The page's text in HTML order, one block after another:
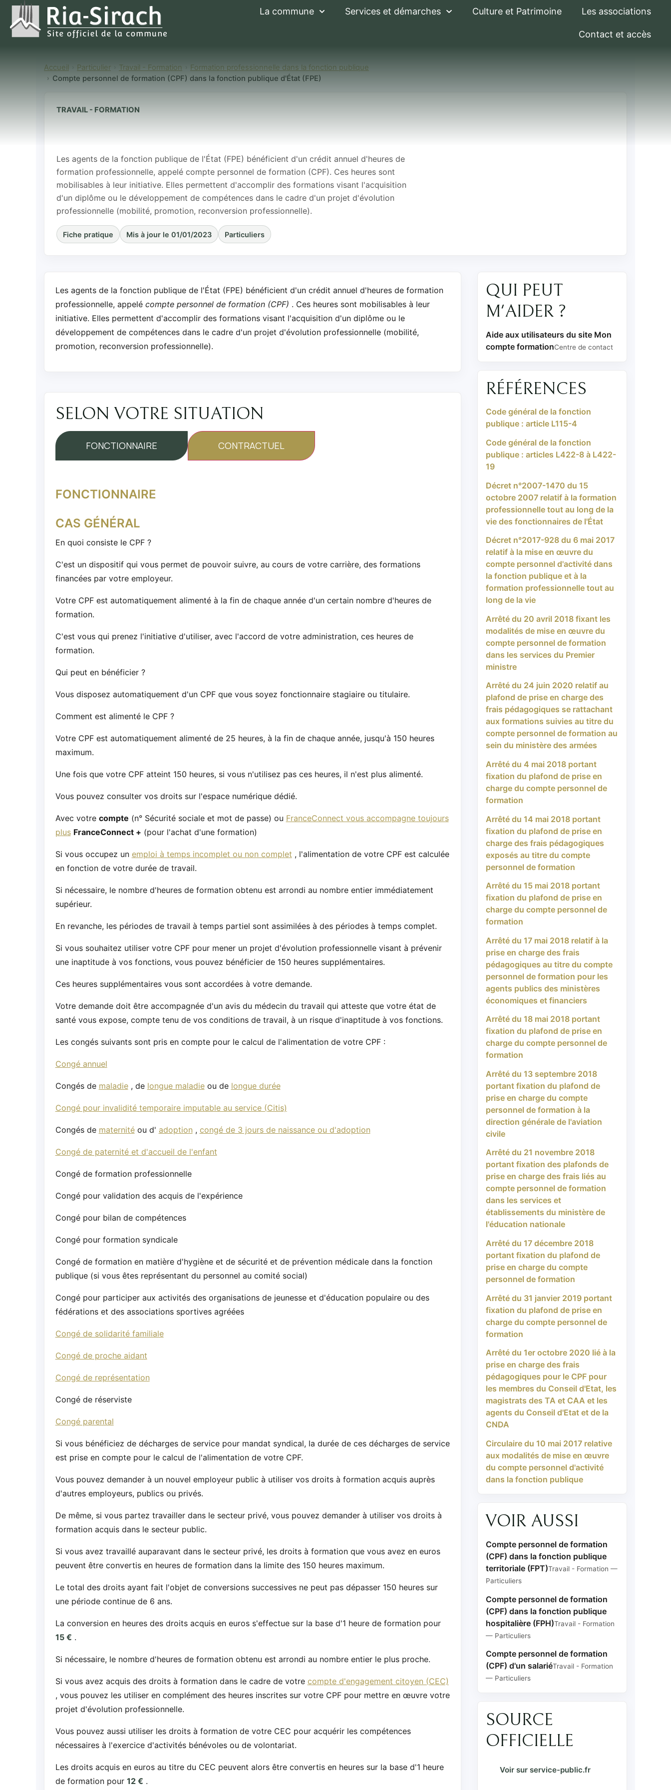
La commune Services et démarches Culture et Patrimoine Les associations
Contact et accès
Accueil Particulier Travail - Formation
Formation professionnelle dans la fonction publique
Compte personnel de formation (CPF) dans la fonction publique d'État (FPE)
TRAVAIL - FORMATION
Compte personnel de formation (CPF) dans la
fonction publique d'État (FPE)
Les agents de la fonction publique de l'État (FPE) bénéficient d'un crédit annuel d'heures de
formation professionnelle, appelé compte personnel de formation (CPF). Ces heures sont
mobilisables à leur initiative. Elles permettent d'accomplir des formations visant l'acquisition
d'un diplôme ou le développement de compétences dans le cadre d'un projet d'évolution
professionnelle (mobilité, promotion, reconversion professionnelle).
Fiche pratique Mis à jour le 01/01/2023 Particuliers
Les agents de la fonction publique de l'État (FPE) bénéficient d'un crédit annuel d'heures de formation
professionnelle, appelé compte personnel de formation (CPF) . Ces heures sont mobilisables à leur
initiative. Elles permettent d'accomplir des formations visant l'acquisition d'un diplôme ou le
développement de compétences dans le cadre d'un projet d'évolution professionnelle (mobilité,
promotion, reconversion professionnelle).
SELON VOTRE SITUATION
FONCTIONNAIRE CONTRACTUEL
FONCTIONNAIRE
CAS GÉNÉRAL
En quoi consiste le CPF ?
C'est un dispositif qui vous permet de pouvoir suivre, au cours de votre carrière, des formations
financées par votre employeur.
Votre CPF est automatiquement alimenté à la fin de chaque année d'un certain nombre d'heures de
formation.
C'est vous qui prenez l'initiative d'utiliser, avec l'accord de votre administration, ces heures de
formation.
Qui peut en bénéficier ?
Vous disposez automatiquement d'un CPF que vous soyez fonctionnaire stagiaire ou titulaire.
Comment est alimenté le CPF ?
Votre CPF est automatiquement alimenté de 25 heures, à la fin de chaque année, jusqu'à 150 heures
maximum.
Une fois que votre CPF atteint 150 heures, si vous n'utilisez pas ces heures, il n'est plus alimenté.
Vous pouvez consulter vos droits sur l'espace numérique dédié.
Avec votre compte (n° Sécurité sociale et mot de passe) ou FranceConnect vous accompagne toujours
plus FranceConnect + (pour l'achat d'une formation)
Si vous occupez un emploi à temps incomplet ou non complet , l'alimentation de votre CPF est calculée
en fonction de votre durée de travail.
Si nécessaire, le nombre d'heures de formation obtenu est arrondi au nombre entier immédiatement
supérieur.
En revanche, les périodes de travail à temps partiel sont assimilées à des périodes à temps complet.
Si vous souhaitez utiliser votre CPF pour mener un projet d'évolution professionnelle visant à prévenir
une inaptitude à vos fonctions, vous pouvez bénéficier de 150 heures supplémentaires.
Ces heures supplémentaires vous sont accordées à votre demande.
Votre demande doit être accompagnée d'un avis du médecin du travail qui atteste que votre état de
santé vous expose, compte tenu de vos conditions de travail, à un risque d'inaptitude à vos fonctions.
Les congés suivants sont pris en compte pour le calcul de l'alimentation de votre CPF :
Congé annuel
Congés de maladie, de longue maladieou de longue durée
Congé pour invalidité temporaire imputable au service (Citis)
Congés de maternitéou d' adoption , congé de 3 jours de naissance ou d'adoption
Congé de paternité et d'accueil de l'enfant
Congé de formation professionnelle
Congé pour validation des acquis de l'expérience
Congé pour bilan de compétences
Congé pour formation syndicale
Congé de formation en matière d'hygiène et de sécurité et de prévention médicale dans la fonction
publique (si vous êtes représentant du personnel au comité social)
Congé pour participer aux activités des organisations de jeunesse et d'éducation populaire ou des
fédérations et des associations sportives agréées
Congé de solidarité familiale
Congé de proche aidant
Congé de représentation
Congé de réserviste
Congé parental
Si vous bénéficiez de décharges de service pour mandat syndical, la durée de ces décharges de service
est prise en compte pour le calcul de l'alimentation de votre CPF.
Vous pouvez demander à un nouvel employeur public à utiliser vos droits à formation acquis auprès
d'autres employeurs, publics ou privés.
De même, si vous partez travailler dans le secteur privé, vous pouvez demander à utiliser vos droits à
formation acquis dans le secteur public.
Si vous avez travaillé auparavant dans le secteur privé, les droits à formation que vous avez en euros
peuvent être convertis en heures de formation dans la limite des 150 heures maximum.
Le total des droits ayant fait l'objet de conversions successives ne peut pas dépasser 150 heures sur
une période continue de 6 ans.
La conversion en heures des droits acquis en euros s'effectue sur la base d'1 heure de formation pour
15 € .
Si nécessaire, le nombre d'heures de formation obtenu est arrondi au nombre entier le plus proche.
Si vous avez acquis des droits à formation dans le cadre de votre compte d'engagement citoyen (CEC)
, vous pouvez les utiliser en complément des heures inscrites sur votre CPF pour mettre en œuvre votre
projet d'évolution professionnelle.
Vous pouvez aussi utiliser les droits à formation de votre CEC pour acquérir les compétences
nécessaires à l'exercice d'activités bénévoles ou de volontariat.
Les droits acquis en euros au titre du CEC peuvent alors être convertis en heures sur la base d'1 heure
de formation pour 12 € .
QUI PEUT
M'AIDER ?
Aide aux utilisateurs du site Mon
compte formationCentre de contact
RÉFÉRENCES
Code général de la fonction
publique : article L115-4
Code général de la fonction
publique : articles L422-8 à L422-
19
Décret n°2007-1470 du 15
octobre 2007 relatif à la formation
professionnelle tout au long de la
vie des fonctionnaires de l'État
Décret n°2017-928 du 6 mai 2017
relatif à la mise en œuvre du
compte personnel d'activité dans
la fonction publique et à la
formation professionnelle tout au
long de la vie
Arrêté du 20 avril 2018 fixant les
modalités de mise en œuvre du
compte personnel de formation
dans les services du Premier
ministre
Arrêté du 24 juin 2020 relatif au
plafond de prise en charge des
frais pédagogiques se rattachant
aux formations suivies au titre du
compte personnel de formation au
sein du ministère des armées
Arrêté du 4 mai 2018 portant
fixation du plafond de prise en
charge du compte personnel de
formation
Arrêté du 14 mai 2018 portant
fixation du plafond de prise en
charge des frais pédagogiques
exposés au titre du compte
personnel de formation
Arrêté du 15 mai 2018 portant
fixation du plafond de prise en
charge du compte personnel de
formation
Arrêté du 17 mai 2018 relatif à la
prise en charge des frais
pédagogiques au titre du compte
personnel de formation pour les
agents publics des ministères
économiques et financiers
Arrêté du 18 mai 2018 portant
fixation du plafond de prise en
charge du compte personnel de
formation
Arrêté du 13 septembre 2018
portant fixation du plafond de
prise en charge du compte
personnel de formation à la
direction générale de l'aviation
civile
Arrêté du 21 novembre 2018
portant fixation des plafonds de
prise en charge des frais liés au
compte personnel de formation
dans les services et
établissements du ministère de
l'éducation nationale
Arrêté du 17 décembre 2018
portant fixation du plafond de
prise en charge du compte
personnel de formation
Arrêté du 31 janvier 2019 portant
fixation du plafond de prise en
charge du compte personnel de
formation
Arrêté du 1er octobre 2020 lié à la
prise en charge des frais
pédagogiques pour le CPF pour
les membres du Conseil d'Etat, les
magistrats des TA et CAA et les
agents du Conseil d'Etat et de la
CNDA
Circulaire du 10 mai 2017 relative
aux modalités de mise en œuvre
du compte personnel d'activité
dans la fonction publique
VOIR AUSSI
Compte personnel de formation
(CPF) dans la fonction publique
territoriale (FPT)Travail - Formation —
Particuliers
Compte personnel de formation
(CPF) dans la fonction publique
hospitalière (FPH)Travail - Formation
— Particuliers
Compte personnel de formation
(CPF) d'un salariéTravail - Formation
— Particuliers
SOURCE
OFFICIELLE
Voir sur service-public.fr